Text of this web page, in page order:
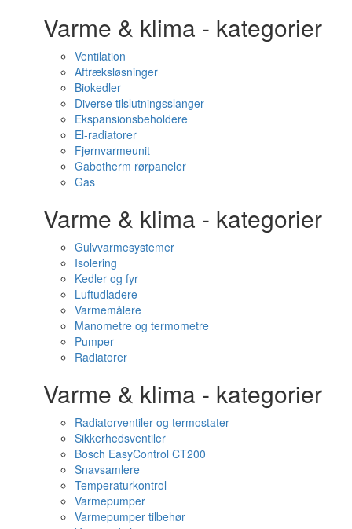
Varme & klima - kategorier
Ventilation
Aftræksløsninger
Biokedler
Diverse tilslutningsslanger
Ekspansionsbeholdere
El-radiatorer
Fjernvarmeunit
Gabotherm rørpaneler
Gas
Varme & klima - kategorier
Gulvvarmesystemer
Isolering
Kedler og fyr
Luftudladere
Varmemålere
Manometre og termometre
Pumper
Radiatorer
Varme & klima - kategorier
Radiatorventiler og termostater
Sikkerhedsventiler
Bosch EasyControl CT200
Snavsamlere
Temperaturkontrol
Varmepumper
Varmepumper tilbehør